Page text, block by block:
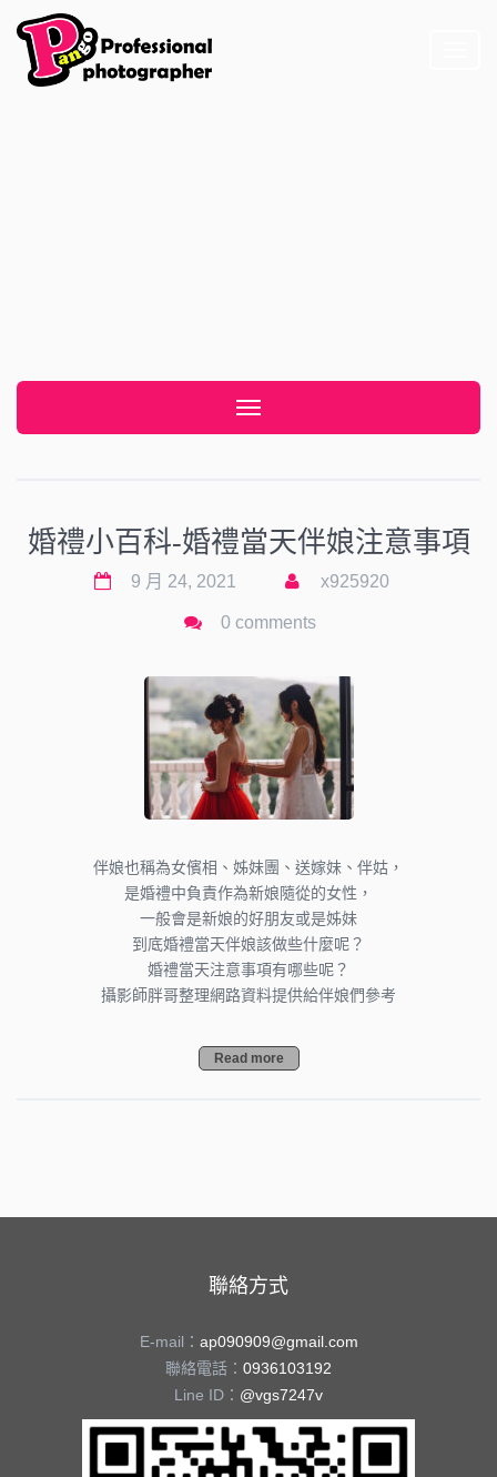
Toggle navigation
婚禮小百科-婚禮當天伴娘注意事項
9 月 24, 2021 x925920
0 comments
伴娘也稱為女儐相、姊妹團、送嫁妹、伴姑，
是婚禮中負責作為新娘隨從的女性，
一般會是新娘的好朋友或是姊妹
到底婚禮當天伴娘該做些什麼呢？
婚禮當天注意事項有哪些呢？
攝影師胖哥整理網路資料提供給伴娘們參考
Read more
聯絡方式
E-mail： ap090909@gmail.com
聯絡電話： 0936103192
Line ID： @vgs7247v